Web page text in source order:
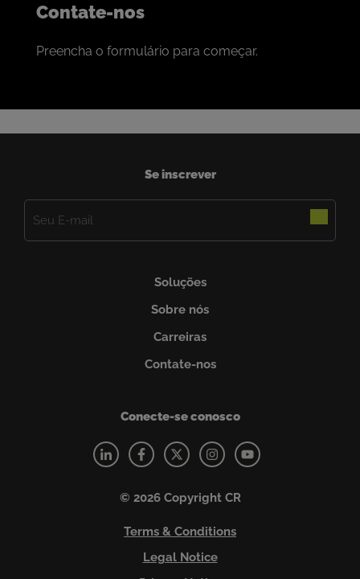
Contate-nos
Preencha o formulário para começar.
Se inscrever
Soluções
Sobre nós
Carreiras
Contate-nos
Conecte-se conosco
© 2026 Copyright CR
Terms & Conditions
Legal Notice